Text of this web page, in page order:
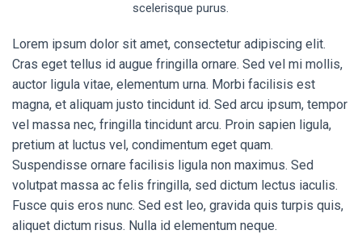
scelerisque purus.
Lorem ipsum dolor sit amet, consectetur adipiscing elit.
Cras eget tellus id augue fringilla ornare. Sed vel mi mollis,
auctor ligula vitae, elementum urna. Morbi facilisis est
magna, et aliquam justo tincidunt id. Sed arcu ipsum, tempor
vel massa nec, fringilla tincidunt arcu. Proin sapien ligula,
pretium at luctus vel, condimentum eget quam.
Suspendisse ornare facilisis ligula non maximus. Sed
volutpat massa ac felis fringilla, sed dictum lectus iaculis.
Fusce quis eros nunc. Sed est leo, gravida quis turpis quis,
aliquet dictum risus. Nulla id elementum neque.